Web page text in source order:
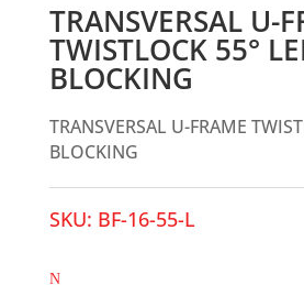
TRANSVERSAL U-
TWISTLOCK 55°
BLOCKING
TRANSVERSAL U-FRAME
BLOCKING
SKU: BF-16-55-L